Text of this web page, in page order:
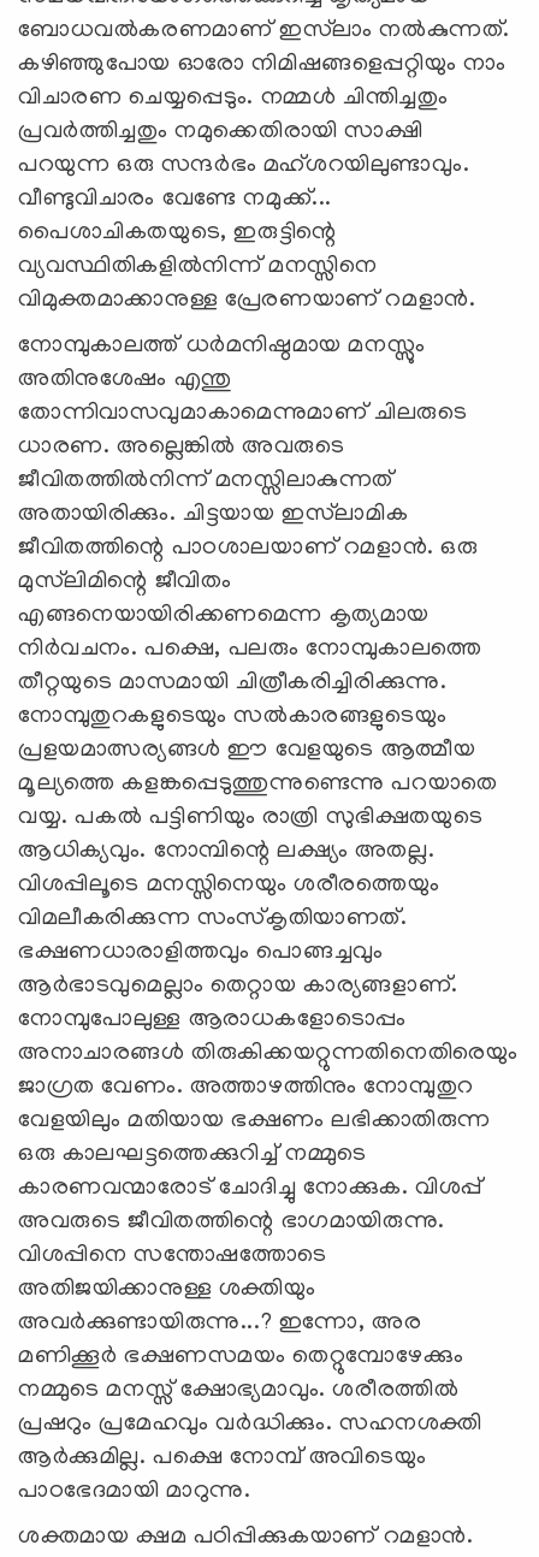
ബോധവല്‍കരണമാണ് ഇസ്‌ലാം നല്‍കുന്നത്.
കഴിഞ്ഞുപോയ ഓരോ നിമിഷങ്ങളെപ്പറ്റിയും നാം
വിചാരണ ചെയ്യപ്പെടും. നമ്മള്‍ ചിന്തിച്ചതും
പ്രവര്‍ത്തിച്ചതും നമുക്കെതിരായി സാക്ഷി
പറയുന്ന ഒരു സന്ദര്‍ഭം മഹ്ശറയിലുണ്ടാവും.
വീണ്ടുവിചാരം വേണ്ടേ നമുക്ക്...
പൈശാചികതയുടെ, ഇരുട്ടിന്റെ
വ്യവസ്ഥിതികളില്‍നിന്ന് മനസ്സിനെ
വിമുക്തമാക്കാനുള്ള പ്രേരണയാണ് റമളാന്‍.
നോമ്പുകാലത്ത് ധര്‍മനിഷ്ഠമായ മനസ്സും
അതിനുശേഷം എന്തു
തോന്നിവാസവുമാകാമെന്നുമാണ് ചിലരുടെ
ധാരണ. അല്ലെങ്കില്‍ അവരുടെ
ജീവിതത്തില്‍നിന്ന് മനസ്സിലാകുന്നത്
അതായിരിക്കും. ചിട്ടയായ ഇസ്‌ലാമിക
ജീവിതത്തിന്റെ പാഠശാലയാണ് റമളാന്‍. ഒരു
മുസ്‌ലിമിന്റെ ജീവിതം
എങ്ങനെയായിരിക്കണമെന്ന കൃത്യമായ
നിര്‍വചനം. പക്ഷെ, പലരും നോമ്പുകാലത്തെ
തീറ്റയുടെ മാസമായി ചിത്രീകരിച്ചിരിക്കുന്നു.
നോമ്പുതുറകളുടെയും സല്‍കാരങ്ങളുടെയും
പ്രളയമാത്സര്യങ്ങള്‍ ഈ വേളയുടെ ആത്മീയ
മൂല്യത്തെ കളങ്കപ്പെടുത്തുന്നുണ്ടെന്നു പറയാതെ
വയ്യ. പകല്‍ പട്ടിണിയും രാത്രി സുഭിക്ഷതയുടെ
ആധിക്യവും. നോമ്പിന്റെ ലക്ഷ്യം അതല്ല.
വിശപ്പിലൂടെ മനസ്സിനെയും ശരീരത്തെയും
വിമലീകരിക്കുന്ന സംസ്‌കൃതിയാണത്.
ഭക്ഷണധാരാളിത്തവും പൊങ്ങച്ചവും
ആര്‍ഭാടവുമെല്ലാം തെറ്റായ കാര്യങ്ങളാണ്.
നോമ്പുപോലുള്ള ആരാധകളോടൊപ്പം
അനാചാരങ്ങള്‍ തിരുകിക്കയറ്റുന്നതിനെതിരെയും
ജാഗ്രത വേണം. അത്താഴത്തിനും നോമ്പുതുറ
വേളയിലും മതിയായ ഭക്ഷണം ലഭിക്കാതിരുന്ന
ഒരു കാലഘട്ടത്തെക്കുറിച്ച് നമ്മുടെ
കാരണവന്മാരോട് ചോദിച്ചു നോക്കുക. വിശപ്പ്
അവരുടെ ജീവിതത്തിന്റെ ഭാഗമായിരുന്നു.
വിശപ്പിനെ സന്തോഷത്തോടെ
അതിജയിക്കാനുള്ള ശക്തിയും
അവര്‍ക്കുണ്ടായിരുന്നു...? ഇന്നോ, അര
മണിക്കൂര്‍ ഭക്ഷണസമയം തെറ്റുമ്പോഴേക്കും
നമ്മുടെ മനസ്സ് ക്ഷോഭ്യമാവും. ശരീരത്തില്‍
പ്രഷറും പ്രമേഹവും വര്‍ദ്ധിക്കും. സഹനശക്തി
ആര്‍ക്കുമില്ല. പക്ഷെ നോമ്പ് അവിടെയും
പാഠഭേദമായി മാറുന്നു.
ശക്തമായ ക്ഷമ പഠിപ്പിക്കുകയാണ് റമളാന്‍.